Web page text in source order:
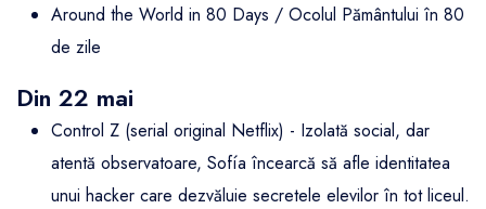
Around the World in 80 Days / Ocolul Pământului în 80
de zile
Din 22 mai
Control Z (serial original Netflix) - Izolată social, dar
atentă observatoare, Sofía încearcă să afle identitatea
unui hacker care dezvăluie secretele elevilor în tot liceul.